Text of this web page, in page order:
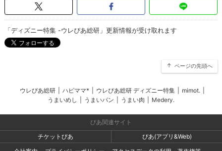
「ディズニー特集 -ウレぴあ総研」更新情報が受け取れます
ページの先頭へ
ウレぴあ総研 ハピママ* ウレぴあ総研 ディズニー特集 mimot.
うまいめし
うまいパン うまい肉 Medery.
ぴあ関連サイト
チケットぴあ
ぴあ(アプリ&Web)